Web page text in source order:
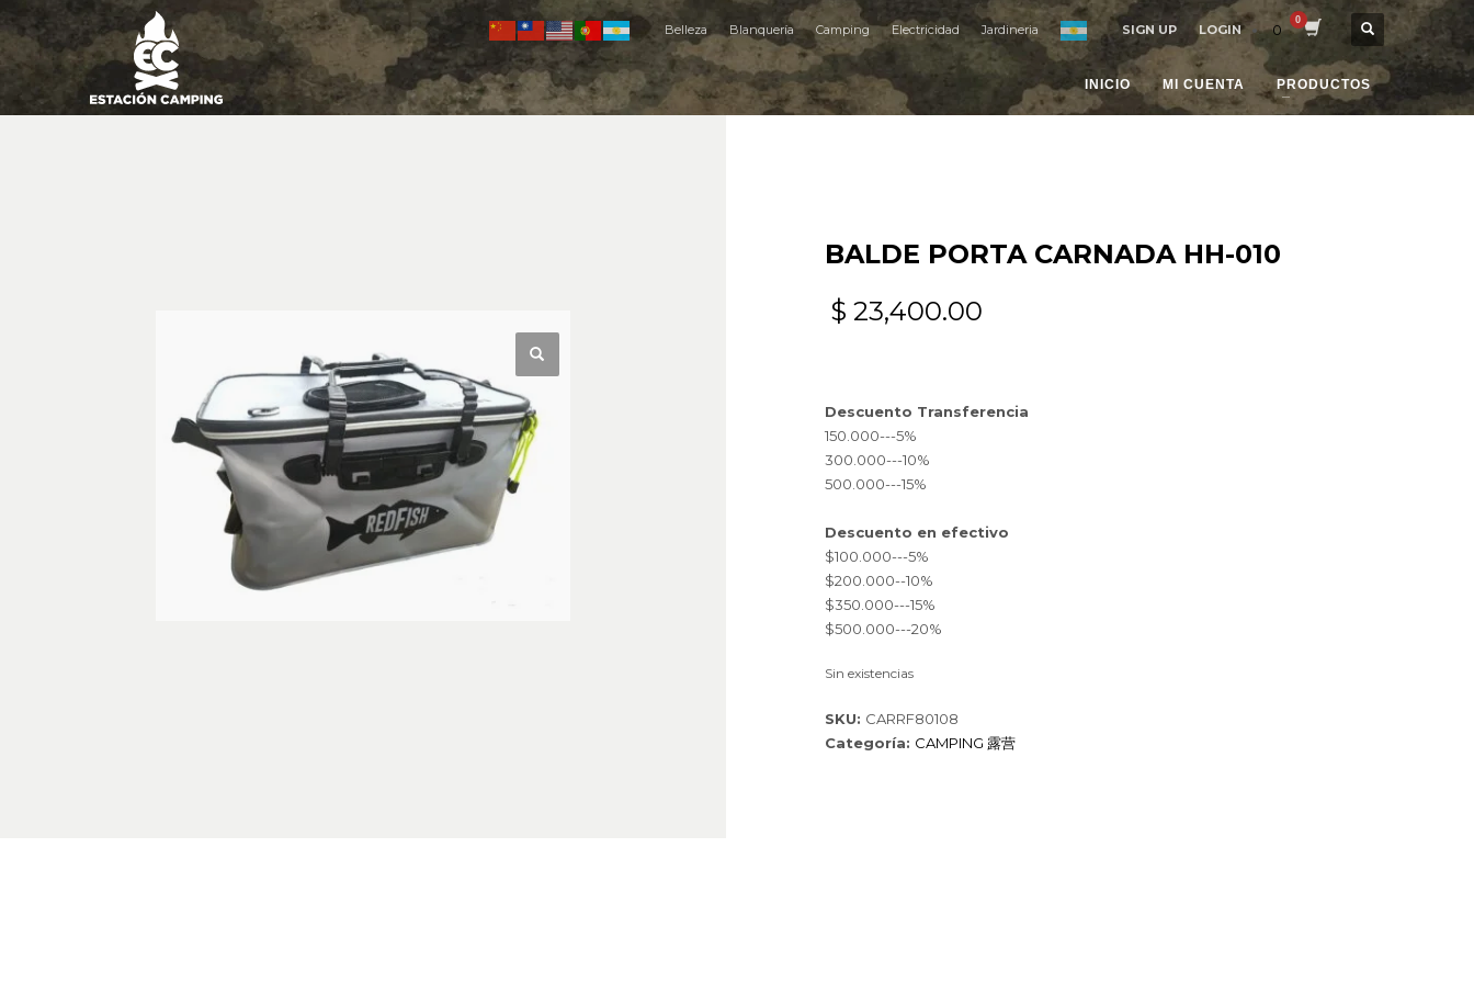
Belleza Blanquería Camping Electricidad Jardineria SIGN UP LOGIN 0
INICIO MI CUENTA PRODUCTOS
BALDE PORTA CARNADA HH-010
$ 23,400.00
Descuento Transferencia
150.000---5%
300.000---10%
500.000---15%
Descuento en efectivo
$100.000---5%
$200.000--10%
$350.000---15%
$500.000---20%
Sin existencias
SKU: CARRF80108
Categoría: CAMPING 露营